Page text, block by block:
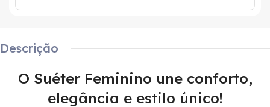
Descrição
O Suéter Feminino une conforto,
elegância e estilo único!